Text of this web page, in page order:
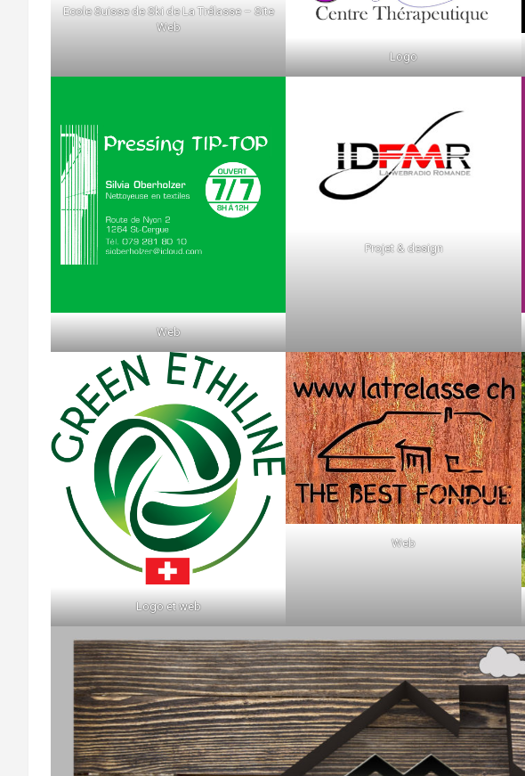
Ecole Suisse de Ski de La Trélasse – Site
Web
Logo
Web
Projet & design
Logo et web
Web